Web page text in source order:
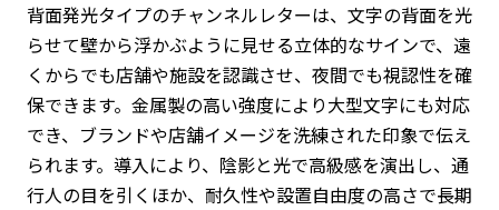
背面発光タイプのチャンネルレターは、文字の背面を光
らせて壁から浮かぶように見せる立体的なサインで、遠
くからでも店舗や施設を認識させ、夜間でも視認性を確
保できます。金属製の高い強度により大型文字にも対応
でき、ブランドや店舗イメージを洗練された印象で伝え
られます。導入により、陰影と光で高級感を演出し、通
行人の目を引くほか、耐久性や設置自由度の高さで長期